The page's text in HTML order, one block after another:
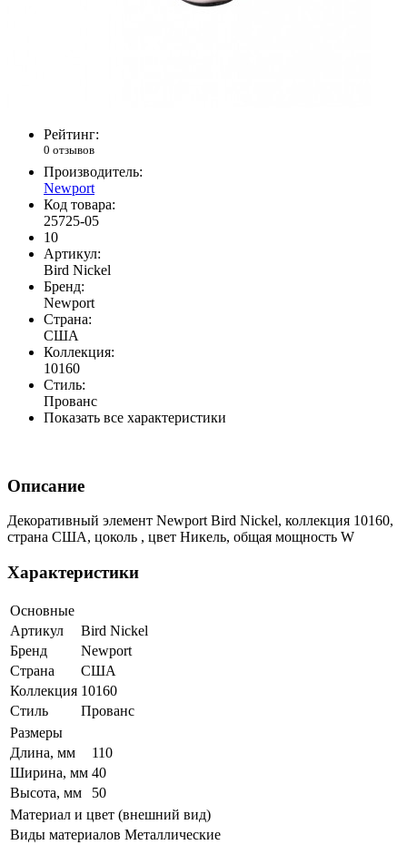
Рейтинг:
0 отзывов
Производитель:
Newport
Код товара:
25725-05
10
Артикул:
Bird Nickel
Бренд:
Newport
Страна:
США
Коллекция:
10160
Стиль:
Прованс
Показать все характеристики
Описание
Декоративный элемент Newport Bird Nickel, коллекция 10160,
страна США, цоколь , цвет Никель, общая мощность W
Характеристики
Основные
Артикул
Bird Nickel
Бренд
Newport
Страна
США
Коллекция 10160
Стиль
Прованс
Размеры
Длина, мм
110
Ширина, мм 40
Высота, мм
50
Материал и цвет (внешний вид)
Виды материалов Металлические